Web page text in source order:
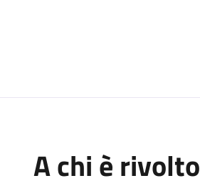
A chi è rivolto